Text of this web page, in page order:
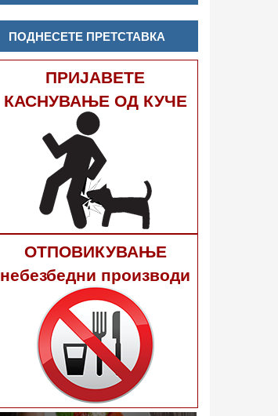
ПОДНЕСЕТЕ ПРЕТСТАВКА
ПРИЈАВЕТЕ
КАСНУВАЊЕ ОД КУЧЕ
ОТПОВИКУВАЊЕ
небезбедни производи